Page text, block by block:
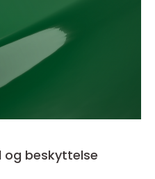
og beskyttelse